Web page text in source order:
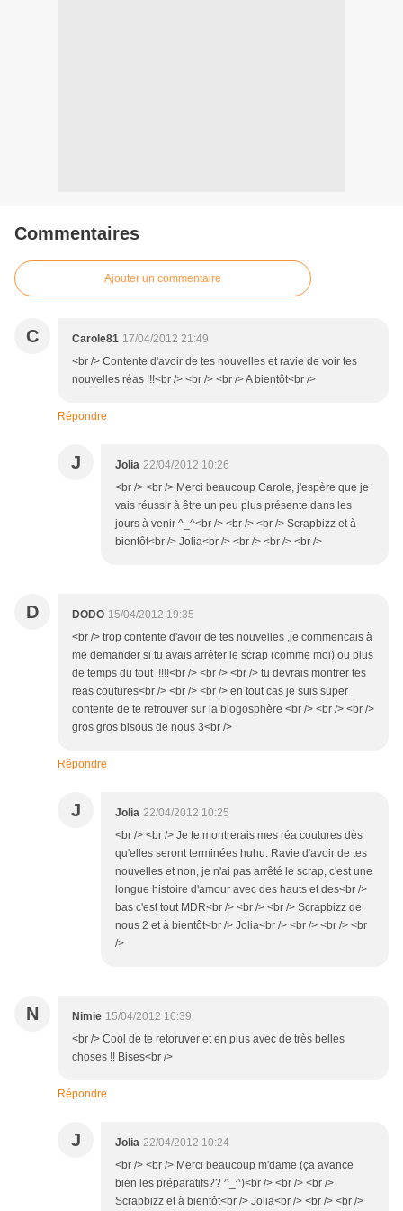
Commentaires
Ajouter un commentaire
C Carole81 17/04/2012 21:49
<br /> Contente d'avoir de tes nouvelles et ravie de voir tes
nouvelles réas !!!<br /> <br /> <br /> A bientôt<br />
Répondre
J Jolia 22/04/2012 10:26
<br /> <br /> Merci beaucoup Carole, j'espère que je
vais réussir à être un peu plus présente dans les
jours à venir ^_^<br /> <br /> <br /> Scrapbizz et à
bientôt<br /> Jolia<br /> <br /> <br /> <br />
D DODO 15/04/2012 19:35
<br /> trop contente d'avoir de tes nouvelles ,je commencais à
me demander si tu avais arrêter le scrap (comme moi) ou plus
de temps du tout !!!!<br /> <br /> <br /> tu devrais montrer tes
reas coutures<br /> <br /> <br /> en tout cas je suis super
contente de te retrouver sur la blogosphère <br /> <br /> <br />
gros gros bisous de nous 3<br />
Répondre
J Jolia 22/04/2012 10:25
<br /> <br /> Je te montrerais mes réa coutures dès
qu'elles seront terminées huhu. Ravie d'avoir de tes
nouvelles et non, je n'ai pas arrêté le scrap, c'est une
longue histoire d'amour avec des hauts et des<br />
bas c'est tout MDR<br /> <br /> <br /> Scrapbizz de
nous 2 et à bientôt<br /> Jolia<br /> <br /> <br /> <br
/>
N Nimie 15/04/2012 16:39
<br /> Cool de te retoruver et en plus avec de très belles
choses !! Bises<br />
Répondre
J Jolia 22/04/2012 10:24
<br /> <br /> Merci beaucoup m'dame (ça avance
bien les préparatifs?? ^_^)<br /> <br /> <br />
Scrapbizz et à bientôt<br /> Jolia<br /> <br /> <br />